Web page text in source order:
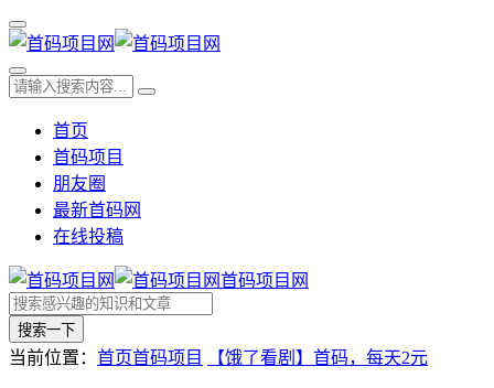
首页
首码项目
朋友圈
最新首码网
在线投稿
首码项目网
搜索一下
当前位置： 首页首码项目 【饿了看剧】首码，每天2元